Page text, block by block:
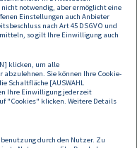
notwendig, aber ermöglicht eine
Einstellungen auch Anbieter
nach Art 45 DSGVO und
so gilt Ihre Einwilligung auch
klicken, um alle
Sie können Ihre Cookie-
Schaltfläche [AUSWAHL
Ihre Einwilligung jederzeit
"Cookies" klicken. Weitere Details
durch den Nutzer. Zu